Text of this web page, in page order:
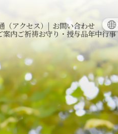
（アクセス） | お問い合わせ
案内ご祈祷お守り・授与品年中行